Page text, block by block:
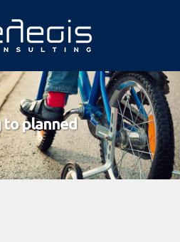
to planned